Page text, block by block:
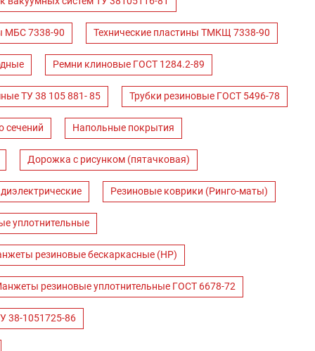
МБС 7338-90 Технические пластины ТМКЩ 7338-90
Ремни клиновые ГОСТ 1284.2-89
ТУ 38 105 881- 85 Трубки резиновые ГОСТ 5496-78
сечений Напольные покрытия
Дорожка с рисунком (пятачковая)
Резиновые коврики (Ринго-маты)
уплотнительные
резиновые бескаркасные (НР)
резиновые уплотнительные ГОСТ 6678-72
38-1051725-86